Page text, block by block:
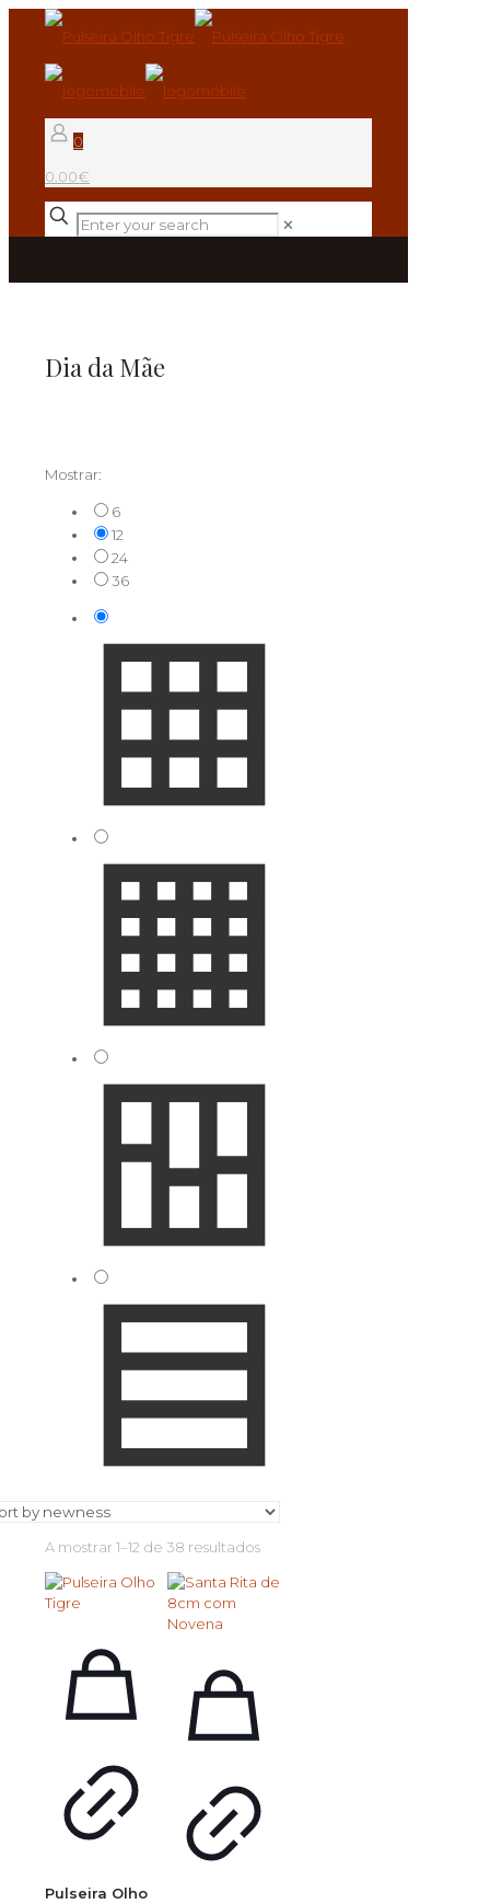
0
0.00€
✕
Dia da Mãe
Mostrar:
6
12
24
36
A mostrar 1–12 de 38 resultadosOrdenado
mais
Pulseira Olho